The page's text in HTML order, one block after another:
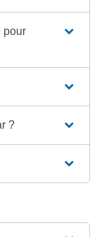
pour
?